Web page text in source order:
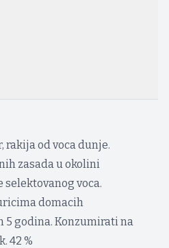
rakija od voca dunje.
zasada u okolini
selektovanog voca.
domacih
godina. Konzumirati na
42 %